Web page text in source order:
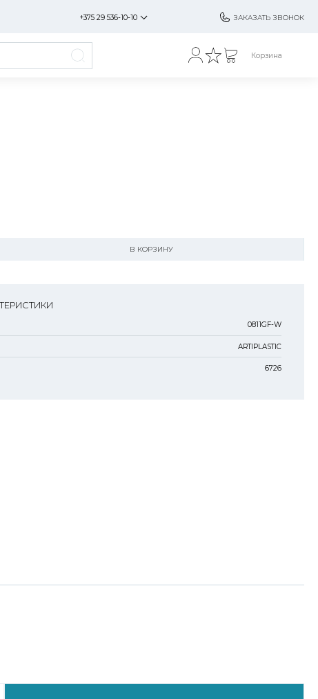
+375 29 536-10-10 ЗАКАЗАТЬ ЗВОНОК
Корзина
В КОРЗИНУ
0811GF-W
ARTIPLASTIC
6726